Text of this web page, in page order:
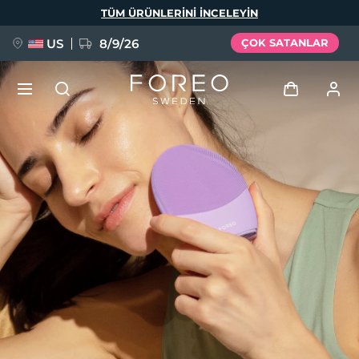
TÜM ÜRÜNLERINI INCELEYIN
US 8/9/26 ÇOK SATANLAR
Kullanici profi̇li̇
Cihazlarım
Siparişlerim
Adresim
Aboneliklerim
YENİ
FAQ™ Pure Beauty-Tech Elixir
BREAKING NEWS
issa™ Teeth Whitening Set
Dil Seçimi
English Deutsch
Español
Français
Italiano
Português
Svenska
Русский
Türkçe
简体中文 繁體中文